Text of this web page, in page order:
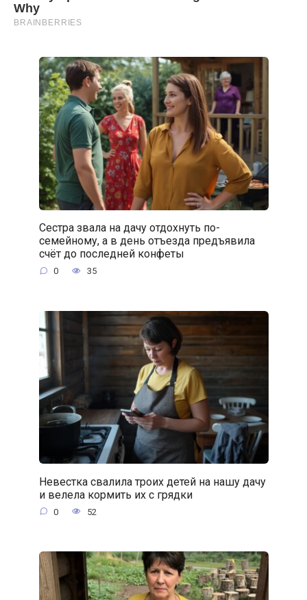
Сестра звала на дачу отдохнуть по-
семейному, а в день отъезда предъявила
счёт до последней конфеты
0 35
Невестка свалила троих детей на нашу дачу
и велела кормить их с грядки
0 52